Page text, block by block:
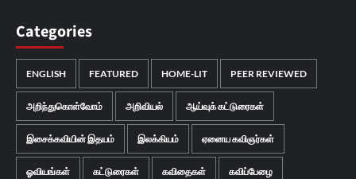
Categories
ENGLISH FEATURED HOME-LIT PEER REVIEWED
அறிந்துகொள்வோம் அறிவியல் ஆய்வுக் கட்டுரைகள்
இசைக்கவியின் இதயம் இலக்கியம் ஏனைய கவிஞர்கள்
ஓவியங்கள் கட்டுரைகள் கவிதைகள் கவிப்பேழை